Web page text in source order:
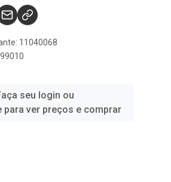
11040068
seu login ou
para ver preços e comprar